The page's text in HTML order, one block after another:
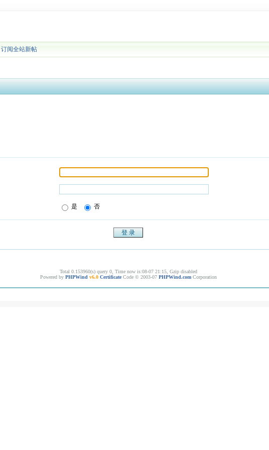
|订阅全站新帖
是 否
Total 0.153960(s) query 0, Time now is:08-07 21:15, Gzip disabled
Powered by PHPWind v6.0 Certificate Code © 2003-07 PHPWind.com Corporation